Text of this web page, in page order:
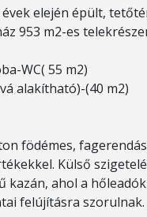
elején épült,
953 m2-es
WC( 55 m2)
alakítható)-(40 m2)
födémes,
Külső
kazán, ahol a
felújításra szorulnak.